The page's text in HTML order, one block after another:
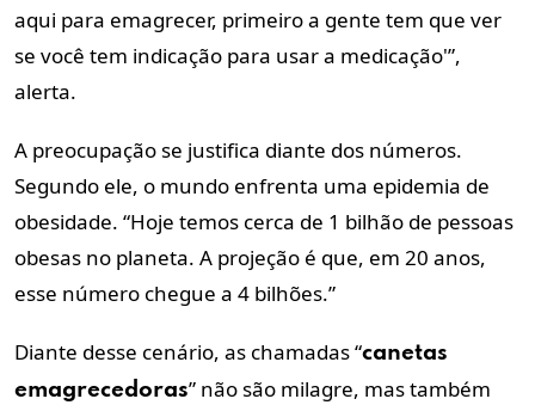
aqui para emagrecer, primeiro a gente tem que ver
se você tem indicação para usar a medicação'”,
alerta.
A preocupação se justifica diante dos números.
Segundo ele, o mundo enfrenta uma epidemia de
obesidade. “Hoje temos cerca de 1 bilhão de pessoas
obesas no planeta. A projeção é que, em 20 anos,
esse número chegue a 4 bilhões.”
Diante desse cenário, as chamadas “canetas
emagrecedoras” não são milagre, mas também